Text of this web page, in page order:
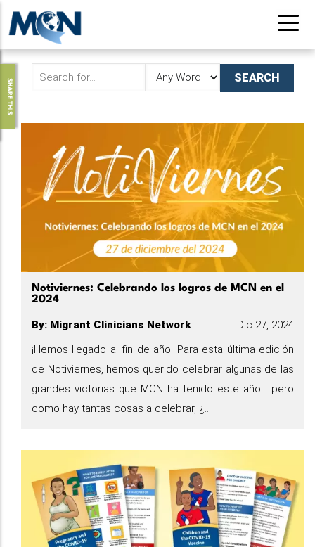
Pasar
contenido
SHARE THIS
Notiviernes: Celebrando los logros de MCN en el
2024
Dic 27, 2024
By: Migrant Clinicians Network
¡Hemos llegado al fin de año! Para esta última edición
de Notiviernes, hemos querido celebrar algunas de las
grandes victorias que MCN ha tenido este año... pero
como hay tantas cosas a celebrar, ¿...